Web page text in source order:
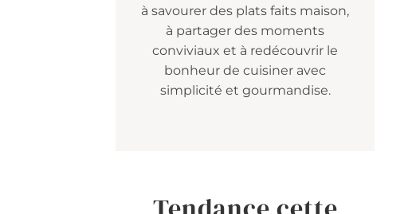
à savourer des plats faits maison,
à partager des moments
conviviaux et à redécouvrir le
bonheur de cuisiner avec
simplicité et gourmandise.